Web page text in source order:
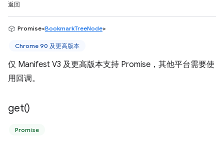
返回
Promise<BookmarkTreeNode>
Chrome 90 及更高版本
仅 Manifest V3 及更高版本支持 Promise，其他平台需要使
用回调。
get()
Promise